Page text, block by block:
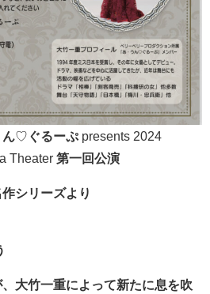
♡ ぐるーぷ presents 2024
Theater 第一回公演
シリーズより
大竹一重によって新たに息を吹